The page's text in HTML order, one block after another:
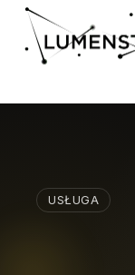
Przejdź
USŁUGA